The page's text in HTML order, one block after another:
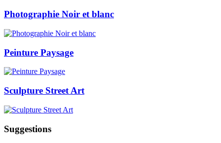
Photographie Noir et blanc
Peinture Paysage
Sculpture Street Art
Suggestions